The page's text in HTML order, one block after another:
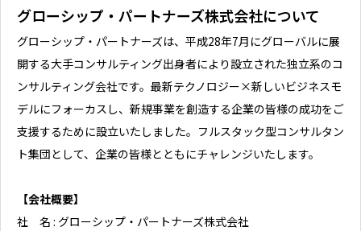
グローシップ・パートナーズ株式会社について
グローシップ・パートナーズは、平成28年7月にグローバルに展
開する大手コンサルティング出身者により設立された独立系のコ
ンサルティング会社です。最新テクノロジー×新しいビジネスモ
デルにフォーカスし、新規事業を創造する企業の皆様の成功をご
支援するために設立いたしました。フルスタック型コンサルタン
ト集団として、企業の皆様とともにチャレンジいたします。
【会社概要】
社 名 : グローシップ・パートナーズ株式会社